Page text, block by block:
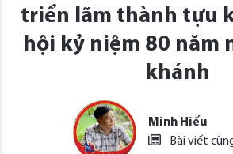
triển lãm thành tựu
hội kỷ niệm 80 năm
khánh
Minh Hiếu
Bài viết